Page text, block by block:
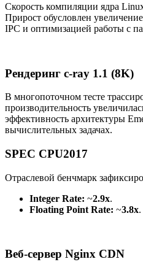
Скорость компиляции ядра
Прирост обусловлен
IPC и оптимизацией работы с
Рендеринг c-ray 1.1 (8K)
В многопоточном тесте
производительность
эффективность архитектуры
вычислительных задачах.
SPEC CPU2017
Отраслевой бенчмарк
Integer Rate: ~2.9x.
Floating Point Rate: ~3.8x.
Веб-сервер Nginx CDN